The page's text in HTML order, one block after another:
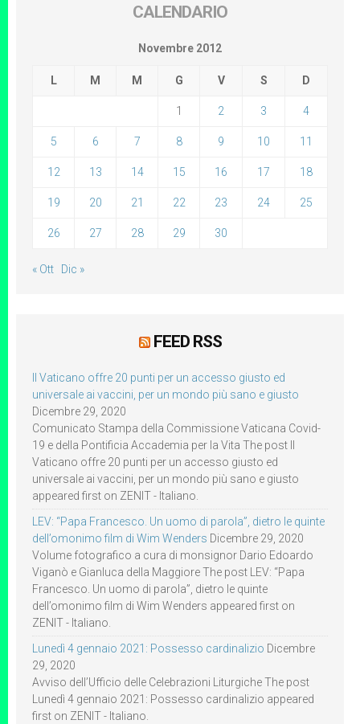
CALENDARIO
Novembre 2012
L M M G V S D
1 2 3 4
5 6 7 8 9 10 11
12 13 14 15 16 17 18
19 20 21 22 23 24 25
26 27 28 29 30
« Ott Dic »
FEED RSS
Il Vaticano offre 20 punti per un accesso giusto ed
universale ai vaccini, per un mondo più sano e giusto
Dicembre 29, 2020
Comunicato Stampa della Commissione Vaticana Covid-
19 e della Pontificia Accademia per la Vita The post Il
Vaticano offre 20 punti per un accesso giusto ed
universale ai vaccini, per un mondo più sano e giusto
appeared first on ZENIT - Italiano.
LEV: “Papa Francesco. Un uomo di parola”, dietro le quinte
dell’omonimo film di Wim Wenders Dicembre 29, 2020
Volume fotografico a cura di monsignor Dario Edoardo
Viganò e Gianluca della Maggiore The post LEV: “Papa
Francesco. Un uomo di parola”, dietro le quinte
dell’omonimo film di Wim Wenders appeared first on
ZENIT - Italiano.
Lunedì 4 gennaio 2021: Possesso cardinalizio Dicembre
29, 2020
Avviso dell’Ufficio delle Celebrazioni Liturgiche The post
Lunedì 4 gennaio 2021: Possesso cardinalizio appeared
first on ZENIT - Italiano.